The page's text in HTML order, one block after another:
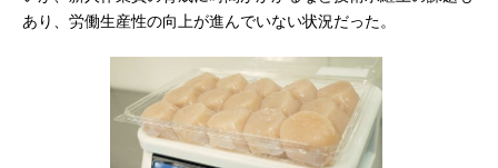
あり、労働生産性の向上が進んでいない状況だった。